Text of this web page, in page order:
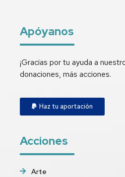
Apóyanos
¡Gracias por tu ayuda a
donaciones, más acciones.
Haz tu aportación
Acciones
Arte